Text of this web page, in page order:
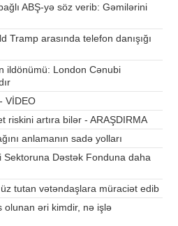
ABŞ-yə söz verib: Gəmilərini
Tramp arasında telefon danışığı
ildönümü: London Cənubi
VİDEO
riskini artıra bilər - ARAŞDIRMA
anlamanın sadə yolları
Sektoruna Dəstək Fonduna daha
tutan vətəndaşlara müraciət edib
olunan əri kimdir, nə işlə